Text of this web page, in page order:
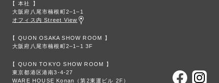
本社
大阪府八尾市楠根町2‒1‒1
オフィス内 Street View
QUON OSAKA SHOW ROOM
大阪府八尾市楠根町2‒1‒1 3F
QUON TOKYO SHOW ROOM
東京都港区港南3-4-27
WARE HOUSE Konan（第2東運ビル 2F）